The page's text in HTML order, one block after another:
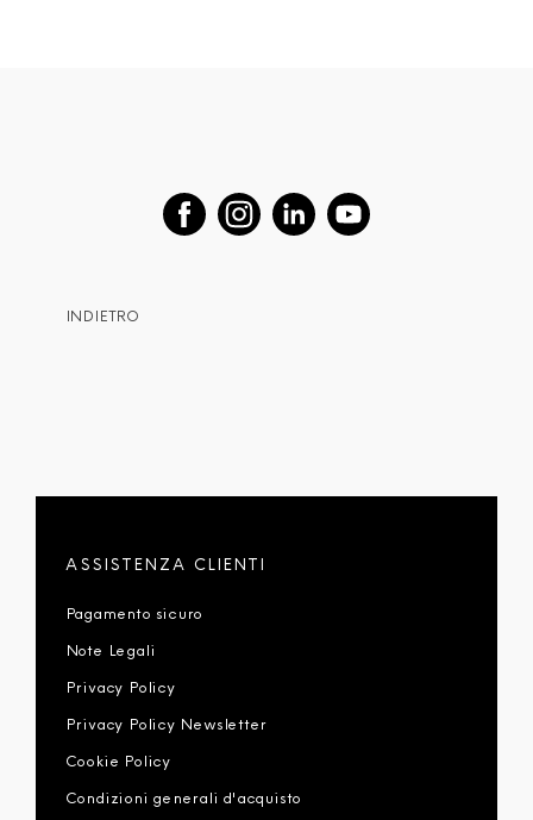
INDIETRO
ASSISTENZA CLIENTI
Pagamento sicuro
Note Legali
Privacy Policy
Privacy Policy Newsletter
Cookie Policy
Condizioni generali d'acquisto